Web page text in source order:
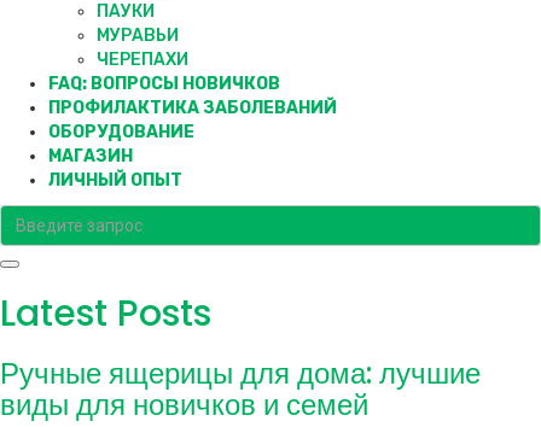
ПАУКИ
МУРАВЬИ
ЧЕРЕПАХИ
FAQ: ВОПРОСЫ НОВИЧКОВ
ПРОФИЛАКТИКА ЗАБОЛЕВАНИЙ
ОБОРУДОВАНИЕ
МАГАЗИН
ЛИЧНЫЙ ОПЫТ
Latest Posts
Ручные ящерицы для дома: лучшие
виды для новичков и семей